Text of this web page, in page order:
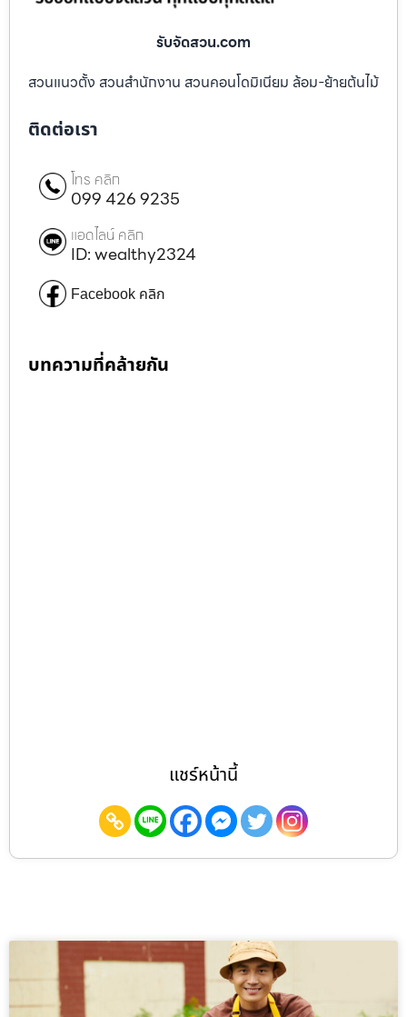
รับจัดสวน.com
สวนแนวตั้ง สวนสำนักงาน สวนคอนโดมิเนียม ล้อม-ย้ายต้นไม้
ติดต่อเรา
โทร คลิก
099 426 9235
แอดไลน์ คลิก
ID: wealthy2324
Facebook คลิก
บทความที่คล้ายกัน
แชร์หน้านี้